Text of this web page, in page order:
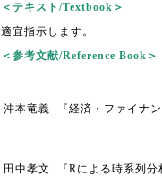
＜テキスト/Textbook＞
適宜指示します。
＜参考文献/Reference Book＞
沖本竜義 『経済・ファイナ
田中孝文 『Rによる時系列